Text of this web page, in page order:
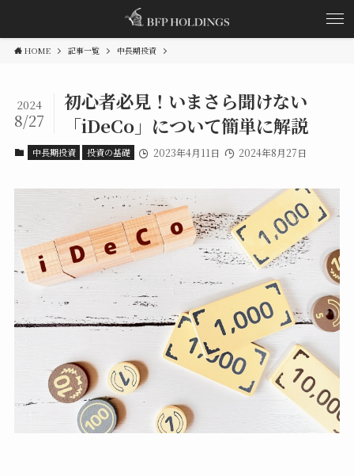
HOME 記事一覧 中長期投資
初心者必見！いまさら聞けない
「iDeCo」について簡単に解説
2024
8/27
中長期投資 投資の基礎 2023年4月11日 2024年8月27日